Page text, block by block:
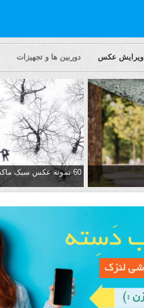
ویرایش عکس دوربین ها و تجهیزات
60 نمونه عکس سبک ماکسیمالیسم